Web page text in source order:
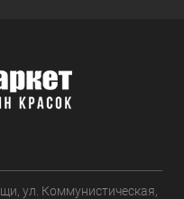
ул. Коммунистическая,